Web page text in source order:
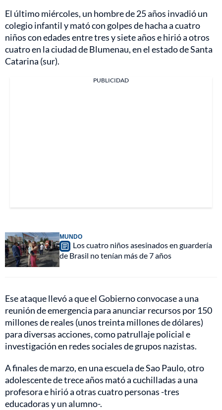
El último miércoles, un hombre de 25 años invadió un
colegio infantil y mató con golpes de hacha a cuatro
niños con edades entre tres y siete años e hirió a otros
cuatro en la ciudad de Blumenau, en el estado de Santa
Catarina (sur).
PUBLICIDAD
MUNDO
Los cuatro niños asesinados en guardería
de Brasil no tenían más de 7 años
Ese ataque llevó a que el Gobierno convocase a una
reunión de emergencia para anunciar recursos por 150
millones de reales (unos treinta millones de dólares)
para diversas acciones, como patrullaje policial e
investigación en redes sociales de grupos nazistas.
A finales de marzo, en una escuela de Sao Paulo, otro
adolescente de trece años mató a cuchilladas a una
profesora e hirió a otras cuatro personas -tres
educadoras y un alumno-.